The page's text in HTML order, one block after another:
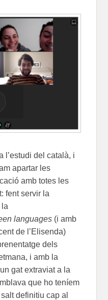
l’estudi del català, i
apartar les
amb totes les
fent servir la
la
languages (i amb
de l’Elisenda)
dels
i amb la
gat extraviat a la
que ho teníem
definitiu cap al